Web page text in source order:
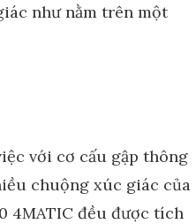
như nằm trên một
với cơ cấu gập thông
chuộng xúc giác của
4MATIC đều được tích